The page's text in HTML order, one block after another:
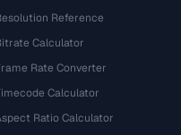
Reference
Calculator
Rate Converter
Calculator
Ratio Calculator